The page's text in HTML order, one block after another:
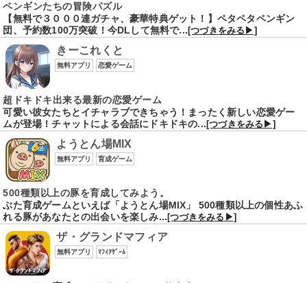
ペンギンたちの冒険パズル
【無料で３０００連ガチャ、豪華特典ゲット！】ペタペタペンギン
団、予約数100万突破！今DLして無料で...[つづきをみる▶]
きーこれくと
無料アプリ 恋愛ゲーム
超ドキドキ出来る最新の恋愛ゲーム
可愛い彼女たちとイチャラブできちゃう！まったく新しい恋愛ゲー
ムが登場！チャットによる会話にドキドキの...[つづきをみる▶]
ようとん場MIX
無料アプリ 育成ゲーム
500種類以上の豚を育成してみよう。
ぶた育成ゲームといえば「ようとん場MIX」 500種類以上の個性あふ
れる豚があなたとの出会いを楽しみ...[つづきをみる▶]
ザ・グランドマフィア
無料アプリ ﾏﾌｨｱｹﾞｰﾑ